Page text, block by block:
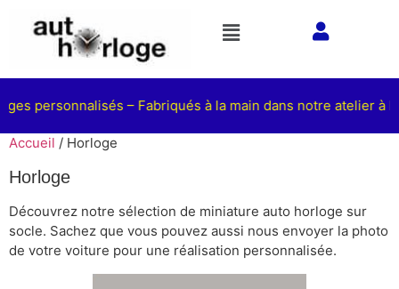
– Fabriqués à la main dans notre atelier à
Accueil / Horloge
Horloge
Découvrez notre sélection de miniature auto horloge sur
socle. Sachez que vous pouvez aussi nous envoyer la photo
de votre voiture pour une réalisation personnalisée.